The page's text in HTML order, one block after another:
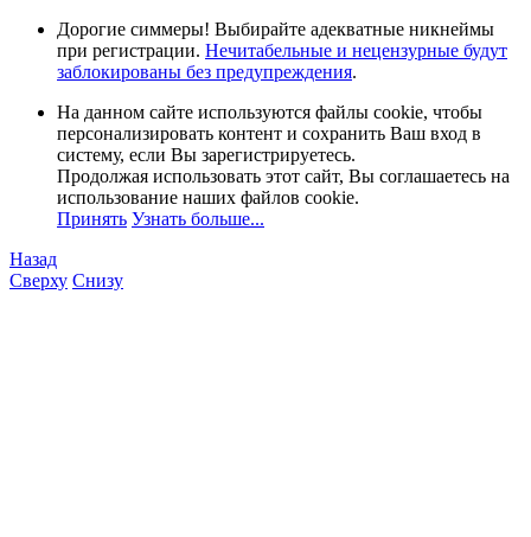
Дорогие симмеры! Выбирайте адекватные никнеймы
при регистрации. Нечитабельные и нецензурные будут
заблокированы без предупреждения.
На данном сайте используются файлы cookie, чтобы
персонализировать контент и сохранить Ваш вход в
систему, если Вы зарегистрируетесь.
Продолжая использовать этот сайт, Вы соглашаетесь на
использование наших файлов cookie.
Принять Узнать больше...
Назад
Сверху Снизу